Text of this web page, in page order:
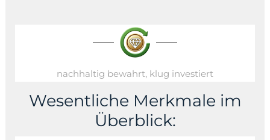
nachhaltig bewahrt, klug investiert
Wesentliche Merkmale im
Überblick: